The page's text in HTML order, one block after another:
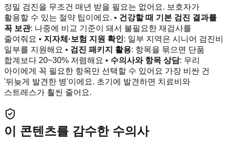
정밀 검진을 무조건 매년 받을 필요는 없어요. 보호자가
활용할 수 있는 절약 팁이에요. • 건강할 때 기본 검진 결과를
꼭 보관: 나중에 비교 기준이 돼서 불필요한 재검사를
줄여줘요 • 지자체·보험 지원 확인: 일부 지역은 시니어 검진비
일부를 지원해요 • 검진 패키지 활용: 항목을 묶으면 단품
합계보다 20~30% 저렴해요 • 수의사와 항목 상담: 우리
아이에게 꼭 필요한 항목만 선택할 수 있어요 가장 비싼 건
'뒤늦게 발견한 병'이에요. 초기에 발견하면 치료비와
스트레스가 훨씬 줄어요.
이 콘텐츠를 감수한 수의사